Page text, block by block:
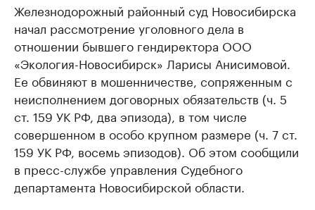
Железнодорожный районный суд Новосибирска
начал рассмотрение уголовного дела в
отношении бывшего гендиректора ООО
«Экология-Новосибирск» Ларисы Анисимовой.
Ее обвиняют в мошенничестве, сопряженным с
неисполнением договорных обязательств (ч. 5
ст. 159 УК РФ, два эпизода), в том числе
совершенном в особо крупном размере (ч. 7 ст.
159 УК РФ, восемь эпизодов). Об этом сообщили
в пресс-службе управления Судебного
департамента Новосибирской области.